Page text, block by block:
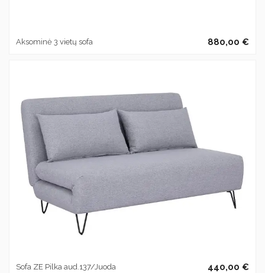
Aksominė 3 vietų sofa 880,00 €
Sofa ZE Pilka aud.137/Juoda 440,00 €